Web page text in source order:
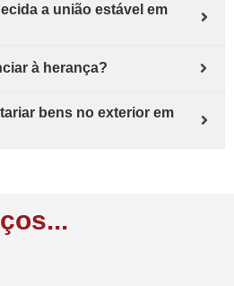
a união estável em
à herança?
bens no exterior em